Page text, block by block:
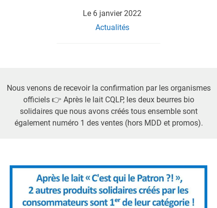
ME CONNECTER / ADHÉRER
Le 6 janvier 2022
Actualités
Nous venons de recevoir la confirmation par les organismes
officiels 👉 Après le lait CQLP, les deux beurres bio
solidaires que nous avons créés tous ensemble sont
également numéro 1 des ventes (hors MDD et promos).